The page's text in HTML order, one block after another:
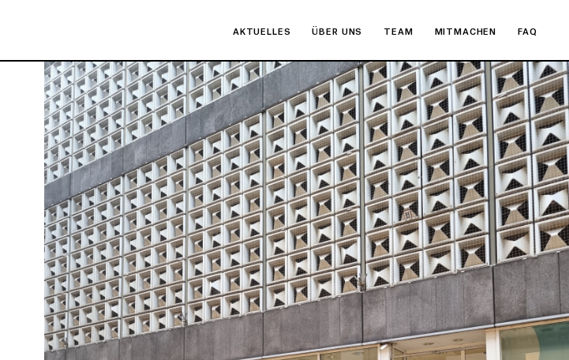
AKTUELLES ÜBER UNS TEAM MITMACHEN FAQ